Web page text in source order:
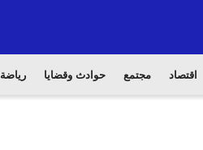
اقتصاد مجتمع حوادث وقضايا رياضة